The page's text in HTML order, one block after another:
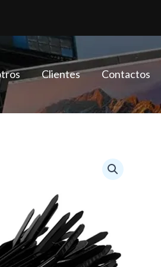
Clientes Contactos